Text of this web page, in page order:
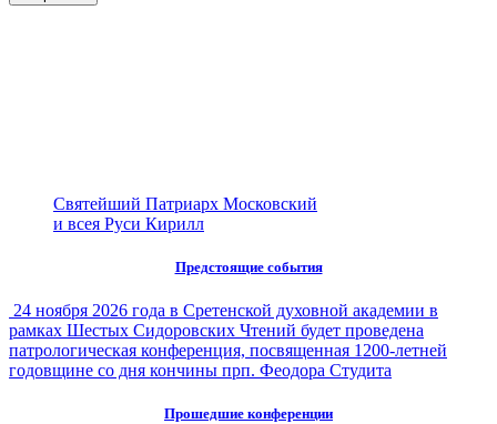
Святейший Патриарх Московский
и всея Руси Кирилл
Предстоящие события
24 ноября 2026 года в Сретенской духовной академии в
рамках Шестых Сидоровских Чтений будет проведена
патрологическая конференция, посвященная 1200-летней
годовщине со дня кончины прп. Феодора Студита
Прошедшие конференции